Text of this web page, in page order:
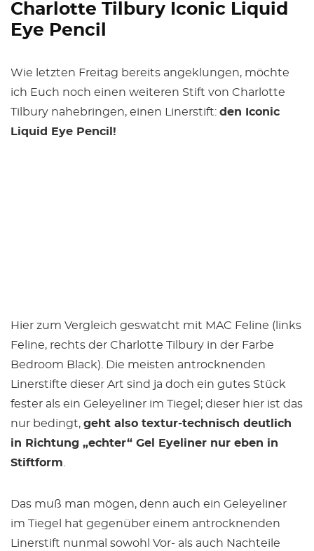
Charlotte Tilbury Iconic Liquid
Eye Pencil
Wie letzten Freitag bereits angeklungen, möchte
ich Euch noch einen weiteren Stift von Charlotte
Tilbury nahebringen, einen Linerstift: den Iconic
Liquid Eye Pencil!
Hier zum Vergleich geswatcht mit MAC Feline (links
Feline, rechts der Charlotte Tilbury in der Farbe
Bedroom Black). Die meisten antrocknenden
Linerstifte dieser Art sind ja doch ein gutes Stück
fester als ein Geleyeliner im Tiegel; dieser hier ist das
nur bedingt, geht also textur-technisch deutlich
in Richtung „echter“ Gel Eyeliner nur eben in
Stiftform.
Das muß man mögen, denn auch ein Geleyeliner
im Tiegel hat gegenüber einem antrocknenden
Linerstift nunmal sowohl Vor- als auch Nachteile